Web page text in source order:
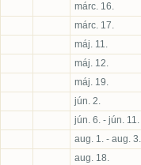
márc. 16.
márc. 17.
máj. 11.
máj. 12.
máj. 19.
jún. 2.
jún. 6. - jún. 11.
aug. 1. - aug. 3.
aug. 18.